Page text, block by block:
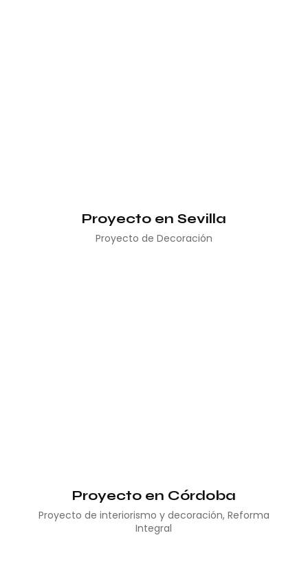
Proyecto en Sevilla
Proyecto de Decoración
Proyecto en Córdoba
Proyecto de interiorismo y decoración, Reforma
Integral